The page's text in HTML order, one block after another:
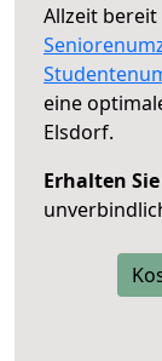
Allzeit
eine
Elsdorf.
Erhalten